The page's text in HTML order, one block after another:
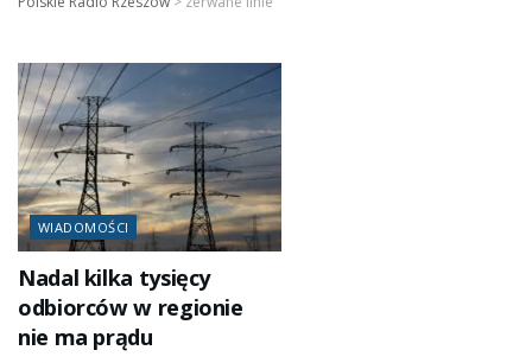
WIADOMOŚCI
Nadal kilka tysięcy
odbiorców w regionie
nie ma prądu